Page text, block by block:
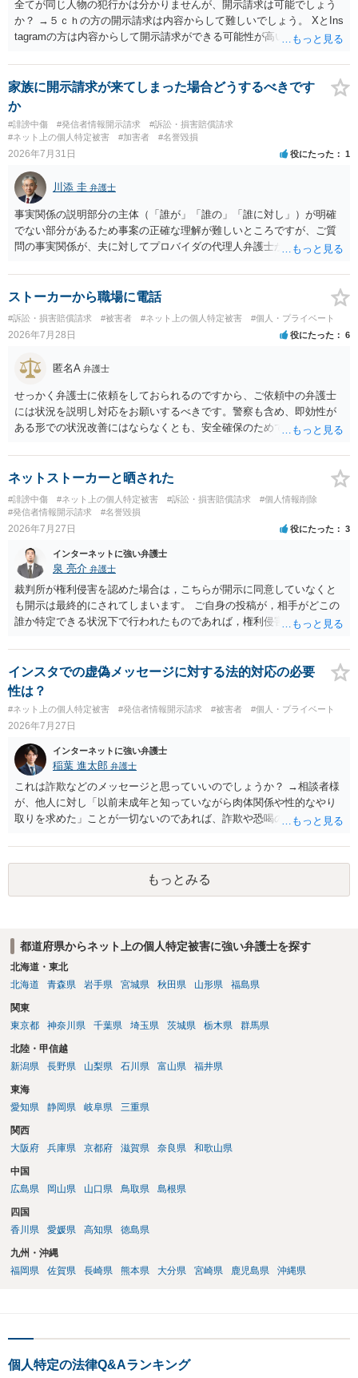
全てが同じ人物の犯行かは分かりませんが、開示請求は可能でしょう
か？ →５ｃｈの方の開示請求は内容からして難しいでしょう。 XとIns
tagramの方は内容からして開示請求ができる可能性が高いでしょう。
いでしょう。７月中にアカウントが削除されている場合、今から進め
ても失敗する可能性が高いように思われます。 相手を特定できた場
合、相手に全ての弁護士費用を負担させることは可能でしょうか？ →
訴訟外の交渉で相手方が認めれば負担させることができるでしょう。
訴訟で判決となった場合は、実際の弁護士費用が認められる場合と認
められない場合があり何ともいえないところでしょう。
家族に開示請求が来てしまった場合どうするべきです
か
#誹謗中傷 #発信者情報開示請求
#訴訟・損害賠償請求
#ネット上の個人特定被害
#加害者 #名誉毀損
2026年7月31日 役にたった 1
川添 圭 弁護士
事実関係の説明部分の主体（「誰が」「誰の」「誰に対し」）が明確
でない部分があるため事案の正確な理解が難しいところですが、ご質
問の事実関係が、夫に対してプロバイダの代理人弁護士から発信者情
情報として夫の氏名と住所が開示され、開示請求者（の代理人弁護
士）が、夫に対して内容証明郵便を送ったり訴訟の提起がなされたり
する可能性があるように思われます。この場合は、開示請求者（とあ
る女性？）の代理人弁護士へ、実は投稿者があなたであるという内容
とともに、あなたから連絡することもあり得ます。 夫がクレーム電話
を入れた「相手方の法律事務所」というのがプロバイダの代理人の事
務所であるのか、それとも開示請求者の代理人の事務所なのかが不明
ですが、もし前者であれば、書類の再送要請にはあまり意味はなく、
一方、後者であるなら、夫を被告として提訴に至る可能性も考える必
要が出てきます。 あなたと夫との夫婦関係の状況（別居中なのか、夫
婦関係は良好なのか、あなたが夫へ嘘をついたのか等）がよくわから
ないところがあり、実際にどのような対応がベターなのかを正確に検
討するためには、公開の相談ではなく、詳しい事実関係を整理した上
で弁護士へ直接相談するべきでしょう。
ストーカーから職場に電話
#訴訟・損害賠償請求 #被害者 #ネット上の個人特定被害 #個人・プライベート
2026年7月28日 役にたった 6
匿名A 弁護士
せっかく弁護士に依頼をしておられるのですから、ご依頼中の弁護士
には状況を説明し対応をお願いするべきです。警察も含め、即効性が
ある形での状況改善にはならなくとも、安全確保のためできることは
ネットストーカーと晒された
#誹謗中傷 #ネット上の個人特定被害 #訴訟・損害賠償請求
#個人情報削除
#発信者情報開示請求
#名誉毀損
2026年7月27日 役にたった 3
インターネットに強い弁護士
泉 亮介 弁護士
裁判所が権利侵害を認めた場合は，こちらが開示に同意していなくと
も開示は最終的にされてしまいます。 ご自身の投稿が，相手がどこの
誰か特定できる状況下で行われたものであれば，権利侵害性が認めら
いても，アカウントを特定したうえで，ネットストーカーとして晒し
たのであれば，かかる行為に権利侵害性が認められる可能性はあるで
しょう。
インスタでの虚偽メッセージに対する法的対応の必要
性は？
#ネット上の個人特定被害 #発信者情報開示請求 #被害者 #個人・プライベート
2026年7月27日
インターネットに強い弁護士
稲葉 進太郎 弁護士
これは詐欺などのメッセージと思っていいのでしょうか？ →相談者様
が、他人に対し「以前未成年と知っていながら肉体関係や性的なやり
取りを求めた」ことが一切ないのであれば、詐欺や恐喝の可能性が高
もっとみる
都道府県からネット上の個人特定被害に強い弁護士を探す
北海道・東北
北海道
青森県 岩手県 宮城県 秋田県 山形県 福島県
関東
東京都
神奈川県 千葉県 埼玉県 茨城県 栃木県 群馬県
北陸・甲信越
新潟県
長野県 山梨県 石川県 富山県 福井県
東海
愛知県
静岡県 岐阜県 三重県
関西
大阪府
兵庫県 京都府 滋賀県 奈良県 和歌山県
中国
広島県
岡山県 山口県 鳥取県 島根県
四国
香川県
愛媛県 高知県 徳島県
九州・沖縄
福岡県
佐賀県 長崎県 熊本県 大分県 宮崎県 鹿児島県 沖縄県
個人特定の法律Q&Aランキング